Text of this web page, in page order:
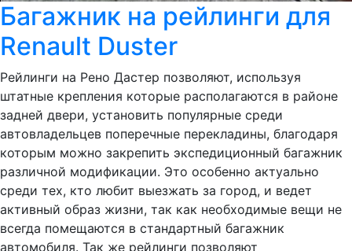
Багажник на рейлинги для
Renault Duster
Рейлинги на Рено Дастер позволяют, используя
штатные крепления которые располагаются в районе
задней двери, установить популярные среди
автовладельцев поперечные перекладины, благодаря
которым можно закрепить экспедиционный багажник
различной модификации. Это особенно актуально
среди тех, кто любит выезжать за город, и ведет
активный образ жизни, так как необходимые вещи не
всегда помещаются в стандартный багажник
автомобиля. Так же рейлинги позволяют